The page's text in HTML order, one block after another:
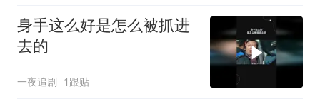
身手这么好是怎么被抓进
去的
一夜追剧 1跟贴